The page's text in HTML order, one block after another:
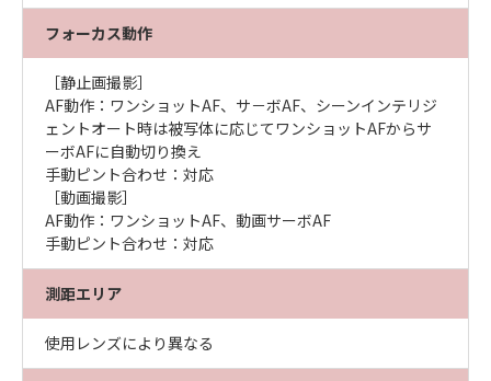
フォーカス動作
［静止画撮影］
AF動作：ワンショットAF、サ－ボAF、シーンインテリジ
ェントオート時は被写体に応じてワンショットAFからサ
ーボAFに自動切り換え
手動ピント合わせ：対応
［動画撮影］
AF動作：ワンショットAF、動画サーボAF
手動ピント合わせ：対応
測距エリア
使用レンズにより異なる